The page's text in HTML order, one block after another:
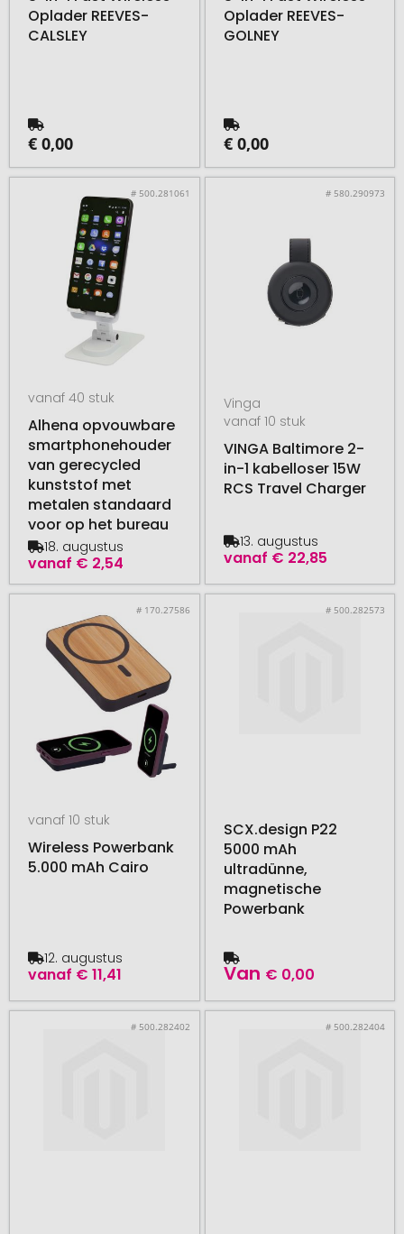
Oplader REEVES-
CALSLEY
€ 0,00
Oplader REEVES-
GOLNEY
€ 0,00
# 500.281061
vanaf 40 stuk
Alhena opvouwbare
smartphonehouder
van gerecycled
kunststof met
metalen standaard
voor op het bureau
vanaf € 2,54
18. augustus
# 580.290973
Vinga
vanaf 10 stuk
VINGA Baltimore 2-
in-1 kabelloser 15W
RCS Travel Charger
vanaf € 22,85
13. augustus
# 170.27586
vanaf 10 stuk
Wireless Powerbank
5.000 mAh Cairo
vanaf € 11,41
12. augustus
# 500.282573
SCX.design P22
5000 mAh
ultradünne,
magnetische
Powerbank
Van € 0,00
# 500.282402 # 500.282404